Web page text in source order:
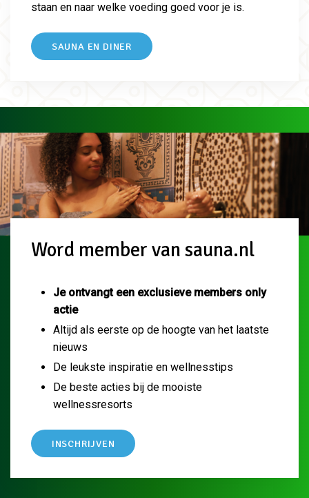
staan en naar welke voeding goed voor je is.
SAUNA EN DINER
Word member van sauna.nl
Je ontvangt een exclusieve members only
actie
Altijd als eerste op de hoogte van het laatste
nieuws
De leukste inspiratie en wellnesstips
De beste acties bij de mooiste
wellnessresorts
INSCHRIJVEN